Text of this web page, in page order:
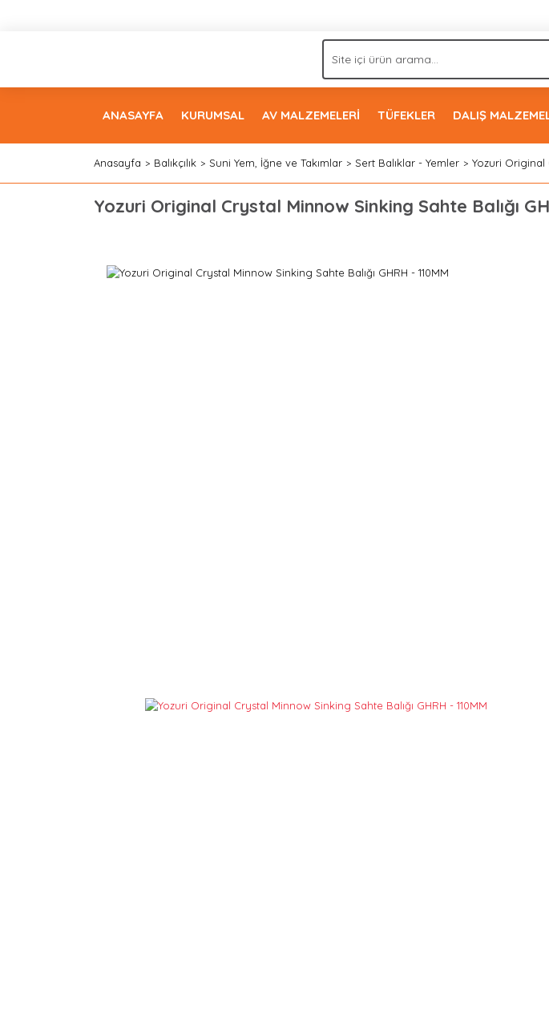
ANASAYFA KURUMSAL AV MALZEMELERİ TÜFEKLER DALIŞ
Anasayfa Balıkçılık Suni Yem, İğne ve Takımlar Sert Balıklar - Yemler Yozuri Original
Yozuri Original Crystal Minnow Sinking Sahte Balığı